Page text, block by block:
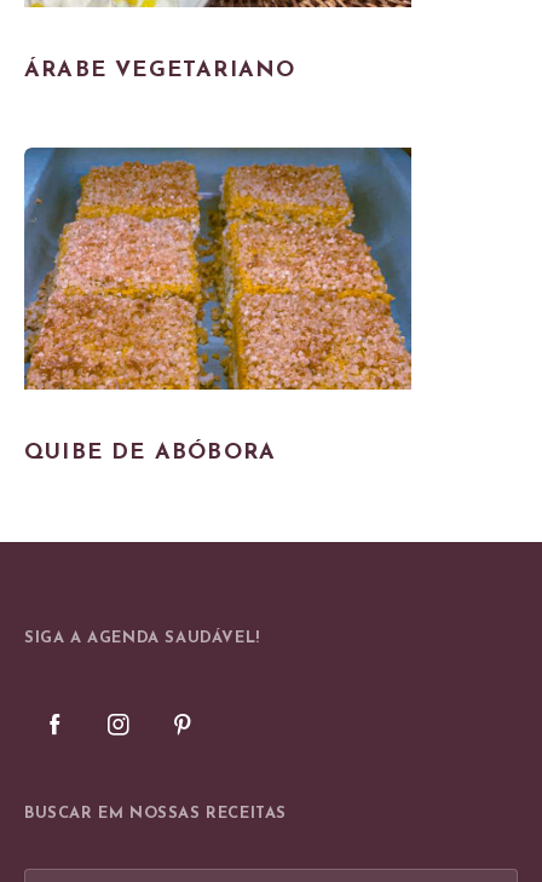
ÁRABE VEGETARIANO
QUIBE DE ABÓBORA
SIGA A AGENDA SAUDÁVEL!
BUSCAR EM NOSSAS RECEITAS